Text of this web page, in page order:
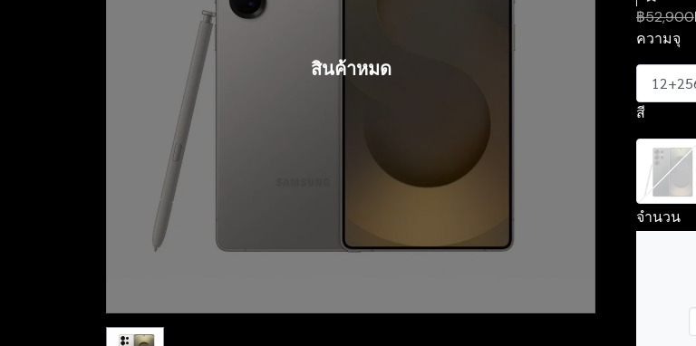
สินค้าหมด
฿52,900
ความจุ
สี
จำนวน